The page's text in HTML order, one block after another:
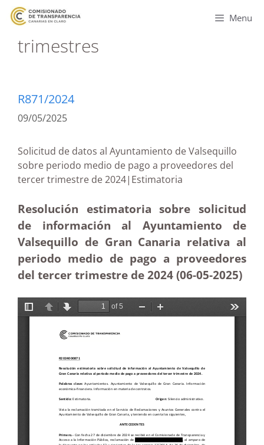
Menu
trimestres
R871/2024
09/05/2025
Solicitud de datos al Ayuntamiento de Valsequillo
sobre periodo medio de pago a proveedores del
tercer trimestre de 2024|Estimatoria
Resolución estimatoria sobre solicitud
de información al Ayuntamiento de
Valsequillo de Gran Canaria relativa al
periodo medio de pago a proveedores
del tercer trimestre de 2024 (06-05-2025)